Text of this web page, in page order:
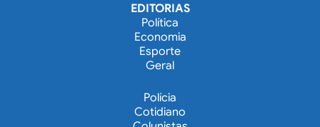
EDITORIAS
Política
Economia
Esporte
Geral
Polícia
Cotidiano